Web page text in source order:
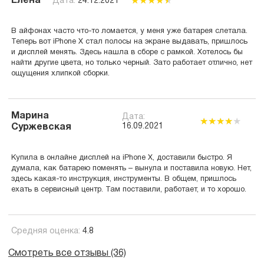
В айфонах часто что-то ломается, у меня уже батарея слетала.
Теперь вот iPhone X стал полосы на экране выдавать, пришлось
и дисплей менять. Здесь нашла в сборе с рамкой. Хотелось бы
найти другие цвета, но только черный. Зато работает отлично, нет
ощущения хлипкой сборки.
Марина
Суржевская
Дата:
16.09.2021
Купила в онлайне дисплей на iPhone X, доставили быстро. Я
думала, как батарею поменять – вынула и поставила новую. Нет,
здесь какая-то инструкция, инструменты. В общем, пришлось
ехать в сервисный центр. Там поставили, работает, и то хорошо.
Средняя оценка: 4.8
Смотреть все отзывы (36)